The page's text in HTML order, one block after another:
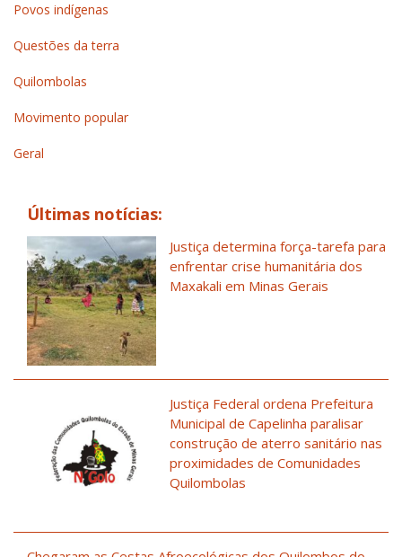
Povos indígenas
Questões da terra
Quilombolas
Movimento popular
Geral
Últimas notícias:
Justiça determina força-tarefa para
enfrentar crise humanitária dos
Maxakali em Minas Gerais
Justiça Federal ordena Prefeitura
Municipal de Capelinha paralisar
construção de aterro sanitário nas
proximidades de Comunidades
Quilombolas